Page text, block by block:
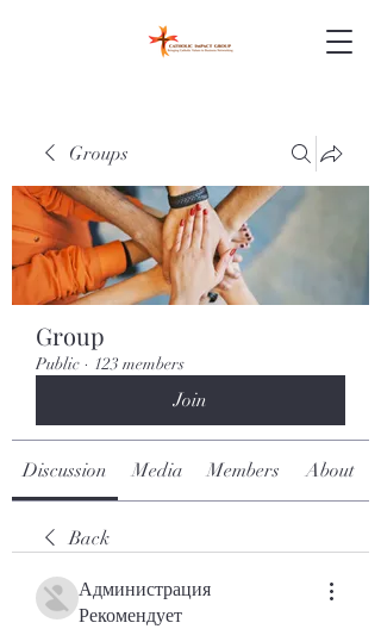
Groups
Group
Public · 123 members
Join
Discussion Media Members About
Back
Администрация
Рекомендует